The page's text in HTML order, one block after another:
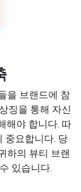
을 브랜드에 참
징을 통해 자신
해야 합니다. 따
중요합니다. 당
하의 뷰티 브랜
있습니다.